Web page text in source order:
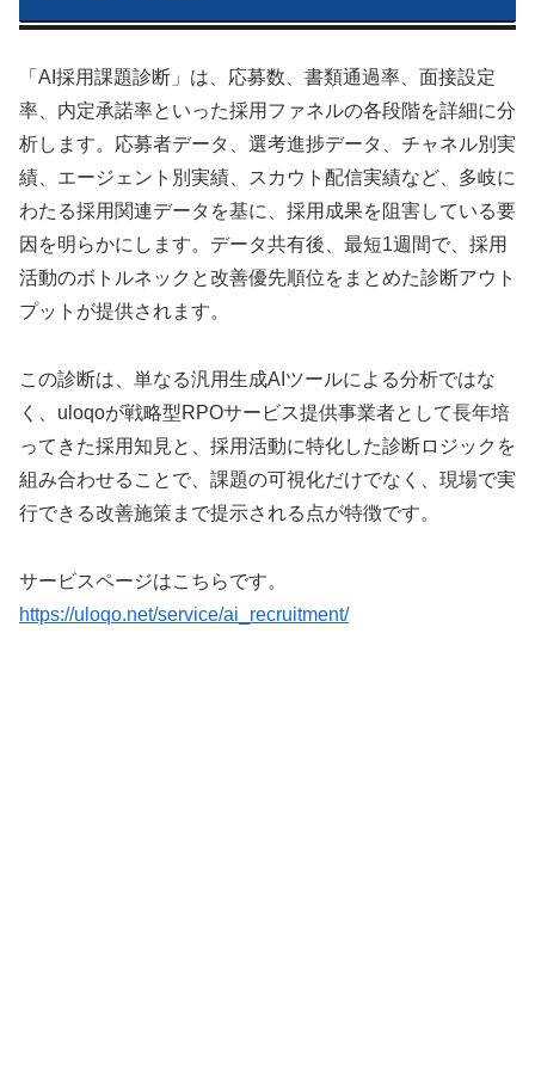
「AI採用課題診断」は、応募数、書類通過率、面接設定
率、内定承諾率といった採用ファネルの各段階を詳細に分
析します。応募者データ、選考進捗データ、チャネル別実
績、エージェント別実績、スカウト配信実績など、多岐に
わたる採用関連データを基に、採用成果を阻害している要
因を明らかにします。データ共有後、最短1週間で、採用
活動のボトルネックと改善優先順位をまとめた診断アウト
プットが提供されます。
この診断は、単なる汎用生成AIツールによる分析ではな
く、uloqoが戦略型RPOサービス提供事業者として長年培
ってきた採用知見と、採用活動に特化した診断ロジックを
組み合わせることで、課題の可視化だけでなく、現場で実
行できる改善施策まで提示される点が特徴です。
サービスページはこちらです。
https://uloqo.net/service/ai_recruitment/